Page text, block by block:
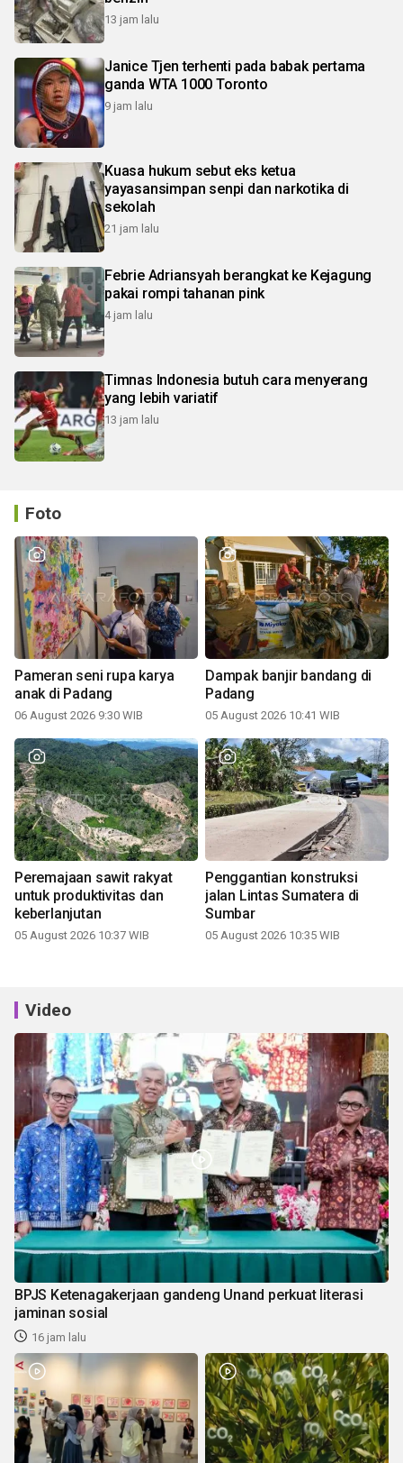
13 jam lalu
Janice Tjen terhenti pada babak pertama
ganda WTA 1000 Toronto
9 jam lalu
Kuasa hukum sebut eks ketua
yayasansimpan senpi dan narkotika di
sekolah
21 jam lalu
Febrie Adriansyah berangkat ke Kejagung
pakai rompi tahanan pink
4 jam lalu
Timnas Indonesia butuh cara menyerang
yang lebih variatif
13 jam lalu
Foto
Pameran seni rupa karya
anak di Padang
06 August 2026 9:30 WIB
Dampak banjir bandang di
Padang
05 August 2026 10:41 WIB
Peremajaan sawit rakyat
untuk produktivitas dan
keberlanjutan
05 August 2026 10:37 WIB
Penggantian konstruksi
jalan Lintas Sumatera di
Sumbar
05 August 2026 10:35 WIB
Video
BPJS Ketenagakerjaan gandeng Unand perkuat literasi
jaminan sosial
16 jam lalu